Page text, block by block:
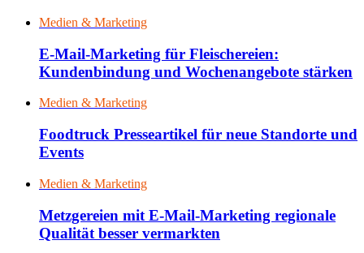
Medien & Marketing
E-Mail-Marketing für Fleischereien:
Kundenbindung und Wochenangebote stärken
Medien & Marketing
Foodtruck Presseartikel für neue Standorte und
Events
Medien & Marketing
Metzgereien mit E-Mail-Marketing regionale
Qualität besser vermarkten